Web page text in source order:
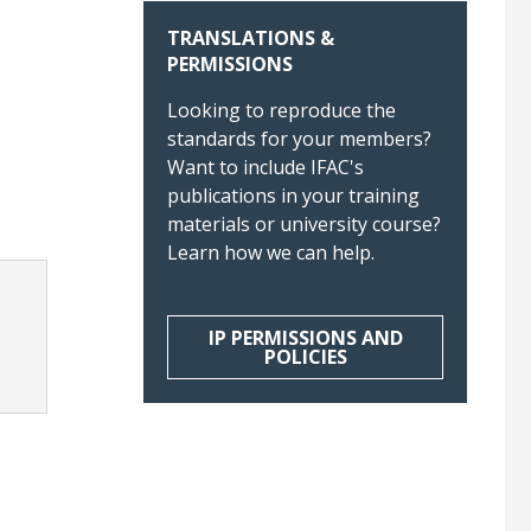
TRANSLATIONS &
PERMISSIONS
Looking to reproduce the
standards for your members?
Want to include IFAC's
publications in your training
materials or university course?
Learn how we can help.
IP PERMISSIONS AND
POLICIES